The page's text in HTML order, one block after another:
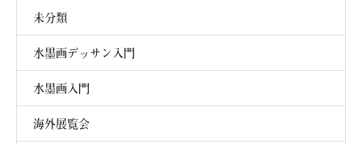
未分類
水墨画デッサン入門
水墨画入門
海外展覧会